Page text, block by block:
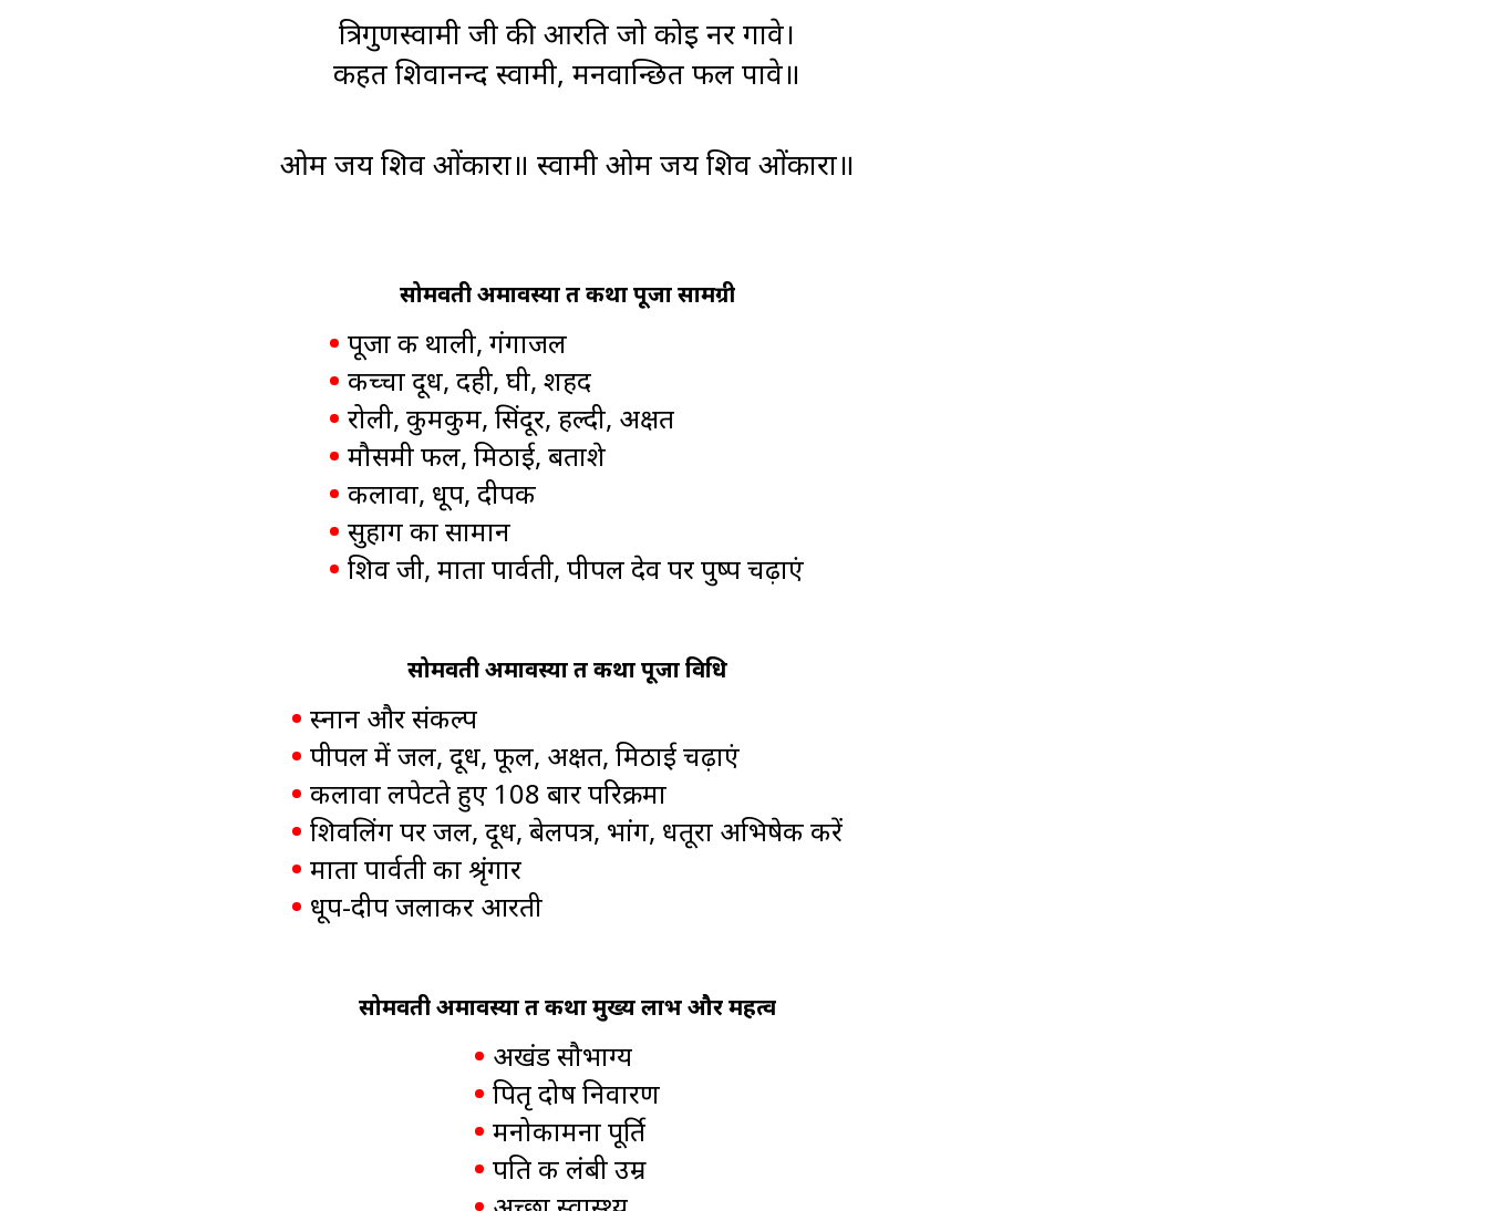
त्रिगुणस्वामी जी की आरति जो कोइ नर गावे।
कहत शिवानन्द स्वामी, मनवान्छित फल पावे॥
ओम जय शिव ओंकारा॥ स्वामी ओम जय शिव ओंकारा॥
सोमवती अमावस्या व्रत कथा पूजा सामग्री
पूजा की थाली, गंगाजल
कच्चा दूध, दही, घी, शहद
रोली, कुमकुम, सिंदूर, हल्दी, अक्षत
मौसमी फल, मिठाई, बताशे
कलावा, धूप, दीपक
सुहाग का सामान
शिव जी, माता पार्वती, पीपल देव पर पुष्प चढ़ाएं
सोमवती अमावस्या व्रत कथा पूजा विधि
स्नान और संकल्प
पीपल में जल, दूध, फूल, अक्षत, मिठाई चढ़ाएं
कलावा लपेटते हुए 108 बार परिक्रमा
शिवलिंग पर जल, दूध, बेलपत्र, भांग, धतूरा अभिषेक करें
माता पार्वती का श्रृंगार
धूप-दीप जलाकर आरती
सोमवती अमावस्या व्रत कथा मुख्य लाभ और महत्व
अखंड सौभाग्य
पितृ दोष निवारण
मनोकामना पूर्ति
पति की लंबी उम्र